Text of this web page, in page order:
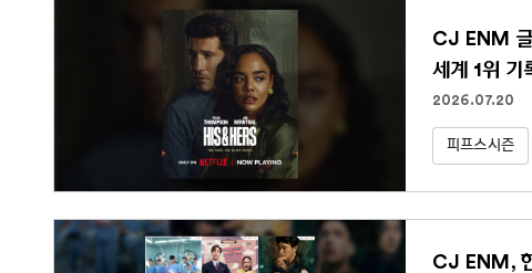
CJ ENM
세계 1위 기
2026.07.20
피프스시즌
CJ ENM,